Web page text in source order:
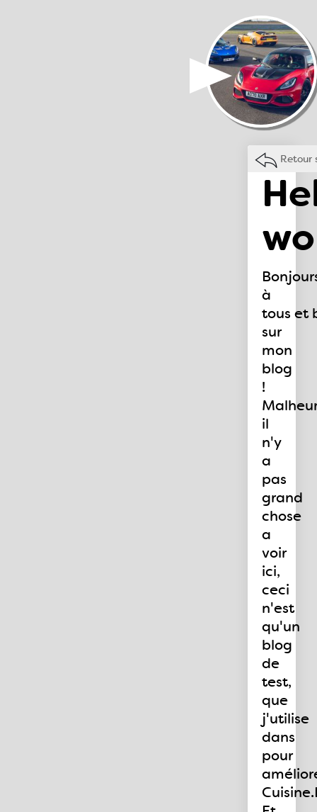
Retour
à
tous et
sur
mon
blog
!
il
n'y
a
pas
grand
chose
a
voir
ici,
ceci
n'est
qu'un
blog
de
test,
que
j'utilise
dans
pour